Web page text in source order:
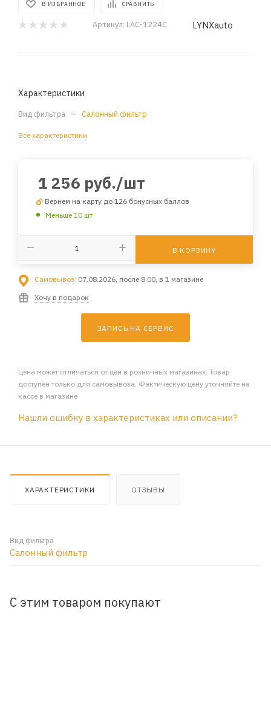
В ИЗБРАННОЕ СРАВНИТЬ
Артикул: LAC-1224C LYNXauto
Характеристики
Вид фильтра — Салонный фильтр
Все характеристики
1 256 руб./шт
Вернем на карту до 126 бонусных баллов
Меньше 10 шт
В КОРЗИНУ
Самовывоз: 07.08.2026, после 8:00, в 1 магазине
Хочу в подарок
ЗАПИСЬ НА СЕРВИС
Цена может отличаться от цен в розничных магазинах. Товар
доступен только для самовывоза. Фактическую цену уточняйте на
кассе в магазине
Нашли ошибку в характеристиках или описании?
ХАРАКТЕРИСТИКИ ОТЗЫВЫ
Вид фильтра
Салонный фильтр
С этим товаром покупают